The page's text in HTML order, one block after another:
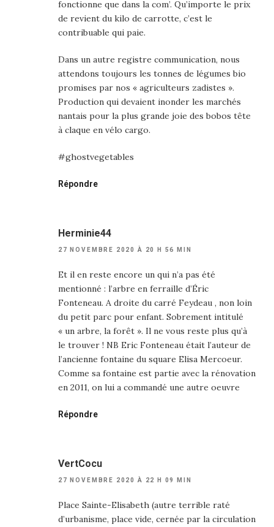
fonctionne que dans la com’. Qu’importe le prix
de revient du kilo de carrotte, c’est le
contribuable qui paie.
Dans un autre registre communication, nous
attendons toujours les tonnes de légumes bio
promises par nos « agriculteurs zadistes ».
Production qui devaient inonder les marchés
nantais pour la plus grande joie des bobos tête
à claque en vélo cargo.
#ghostvegetables
Répondre
Herminie44
27 NOVEMBRE 2020 À 20 H 56 MIN
Et il en reste encore un qui n’a pas été
mentionné : l’arbre en ferraille d’Éric
Fonteneau. A droite du carré Feydeau , non loin
du petit parc pour enfant. Sobrement intitulé
« un arbre, la forêt ». Il ne vous reste plus qu’à
le trouver ! NB Eric Fonteneau était l’auteur de
l’ancienne fontaine du square Elisa Mercoeur.
Comme sa fontaine est partie avec la rénovation
en 2011, on lui a commandé une autre oeuvre
Répondre
VertCocu
27 NOVEMBRE 2020 À 22 H 09 MIN
Place Sainte-Elisabeth (autre terrible raté
d’urbanisme, place vide, cernée par la circulation